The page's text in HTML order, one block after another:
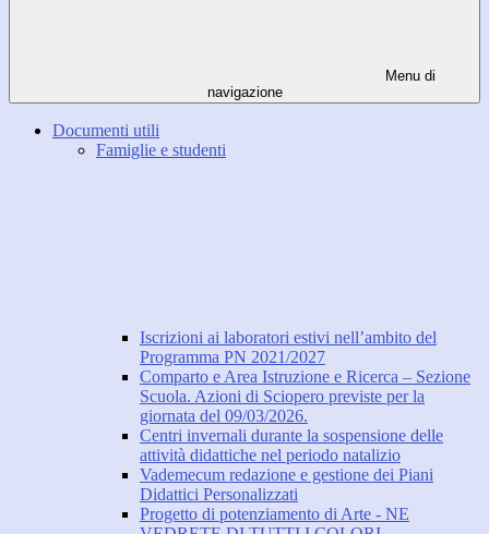
Menu di
navigazione
Documenti utili
Famiglie e studenti
Iscrizioni ai laboratori estivi nell’ambito del
Programma PN 2021/2027
Comparto e Area Istruzione e Ricerca – Sezione
Scuola. Azioni di Sciopero previste per la
giornata del 09/03/2026.
Centri invernali durante la sospensione delle
attività didattiche nel periodo natalizio
Vademecum redazione e gestione dei Piani
Didattici Personalizzati
Progetto di potenziamento di Arte - NE